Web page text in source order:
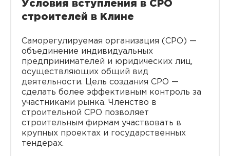
Условия вступления в СРО
строителей в Клине
Саморегулируемая организация (СРО) —
объединение индивидуальных
предпринимателей и юридических лиц,
осуществляющих общий вид
деятельности. Цель создания СРО —
сделать более эффективным контроль за
участниками рынка. Членство в
строительной СРО позволяет
строительным фирмам участвовать в
крупных проектах и государственных
тендерах.